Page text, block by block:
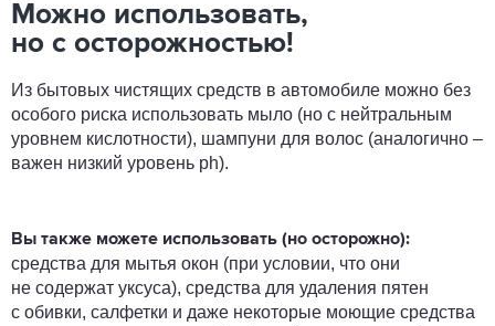
Можно использовать,
но с осторожностью!
Из бытовых чистящих средств в автомобиле можно без
особого риска использовать мыло (но с нейтральным
уровнем кислотности), шампуни для волос (аналогично –
важен низкий уровень ph).
Вы также можете использовать (но осторожно):
средства для мытья окон (при условии, что они
не содержат уксуса), средства для удаления пятен
с обивки, салфетки и даже некоторые моющие средства